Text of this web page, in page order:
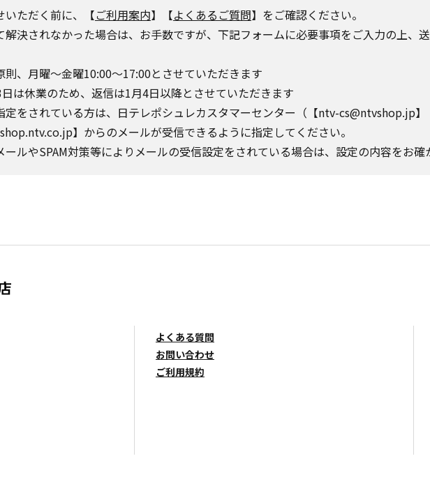
いただく前に、【ご利用案内】【よくあるご質問】をご確認ください。
解決されなかった場合は、お手数ですが、下記フォームに必要事項をご入力の上、
、月曜～金曜10:00～17:00とさせていただきます
は休業のため、返信は1月4日以降とさせていただきます
をされている方は、日テレポシュレカスタマーセンター（【ntv-cs@ntvshop.jp
】からのメールが受信できるように指定してください。
ールやSPAM対策等によりメールの受信設定をされている場合は、設定の内容をお
よくある質問
お問い合わせ
ご利用規約